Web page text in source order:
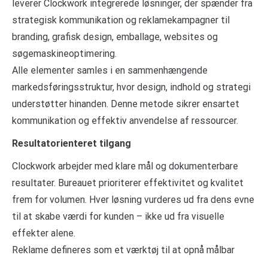
leverer Clockwork integrerede løsninger, der spænder fra
strategisk kommunikation og reklamekampagner til
branding, grafisk design, emballage, websites og
søgemaskineoptimering.
Alle elementer samles i en sammenhængende
markedsføringsstruktur, hvor design, indhold og strategi
understøtter hinanden. Denne metode sikrer ensartet
kommunikation og effektiv anvendelse af ressourcer.
Resultatorienteret tilgang
Clockwork arbejder med klare mål og dokumenterbare
resultater. Bureauet prioriterer effektivitet og kvalitet
frem for volumen. Hver løsning vurderes ud fra dens evne
til at skabe værdi for kunden – ikke ud fra visuelle
effekter alene.
Reklame defineres som et værktøj til at opnå målbar